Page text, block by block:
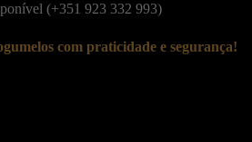
(+351 923 332 993)
com praticidade e segurança!